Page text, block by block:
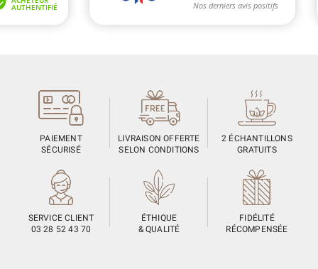
PAIEMENT
SÉCURISÉ
LIVRAISON OFFERTE
SELON CONDITIONS
2 ÉCHANTILLONS
GRATUITS
SERVICE CLIENT
03 28 52 43 70
ÉTHIQUE
& QUALITÉ
FIDÉLITÉ
RÉCOMPENSÉE